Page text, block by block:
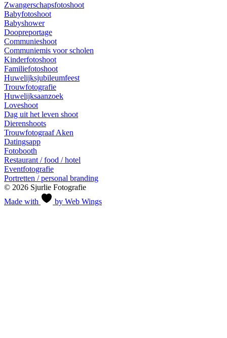
Zwangerschapsfotoshoot
Babyfotoshoot
Babyshower
Doopreportage
Communieshoot
Communiemis voor scholen
Kinderfotoshoot
Familiefotoshoot
Huwelijksjubileumfeest
Trouwfotografie
Huwelijksaanzoek
Loveshoot
Dag uit het leven shoot
Dierenshoots
Trouwfotograaf Aken
Datingsapp
Fotobooth
Restaurant / food / hotel
Eventfotografie
Portretten / personal branding
© 2026 Sjurlie Fotografie
Made with
by Web Wings